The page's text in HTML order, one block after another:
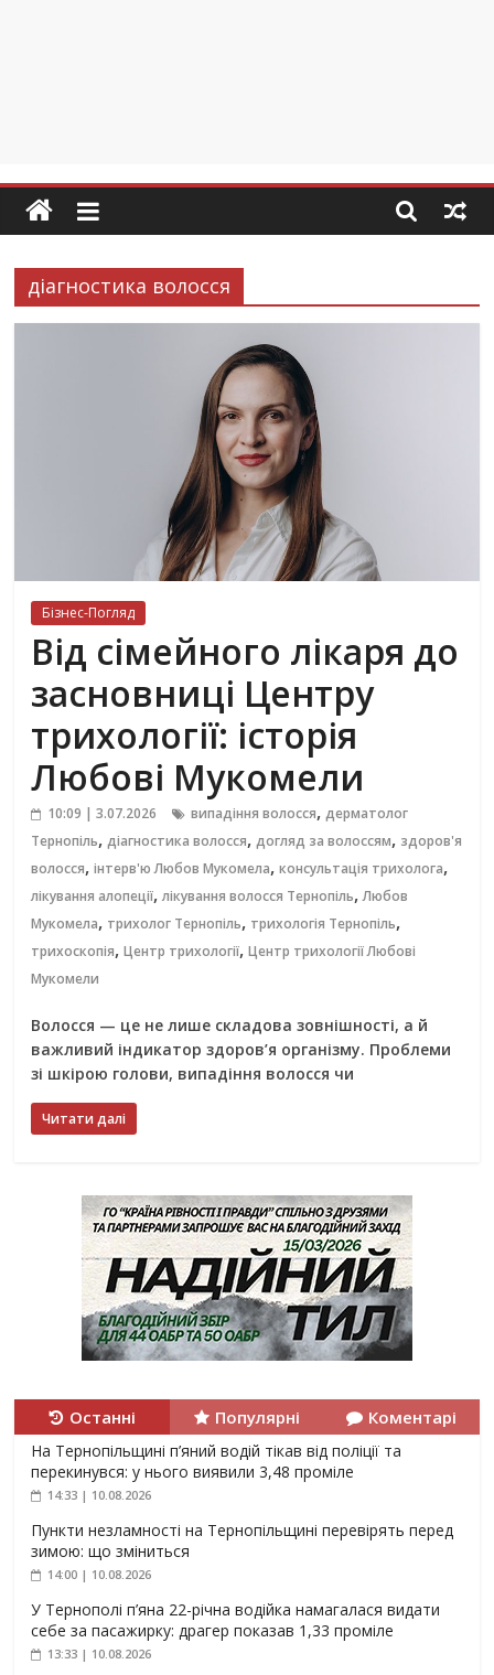
діагностика волосся
Бізнес-Погляд
Від сімейного лікаря до
засновниці Центру
трихології: історія
Любові Мукомели
10:09 | 3.07.2026 випадіння волосся,дерматолог
Тернопіль,діагностика волосся,догляд за волоссям, здоров'я
волосся,інтерв'ю Любов Мукомела,консультація трихолога,
лікування алопеції,лікування волосся Тернопіль,Любов
Мукомела, трихолог Тернопіль, трихологія Тернопіль,
трихоскопія,Центр трихології,Центр трихології Любові
Мукомели
Волосся — це не лише складова зовнішності, а й
важливий індикатор здоров’я організму. Проблеми
зі шкірою голови, випадіння волосся чи
Читати далі
Останні Популярні Коментарі
На Тернопільщині п’яний водій тікав від поліції та
перекинувся: у нього виявили 3,48 проміле
14:33 | 10.08.2026
Пункти незламності на Тернопільщині перевірять перед
зимою: що зміниться
14:00 | 10.08.2026
У Тернополі п’яна 22-річна водійка намагалася видати
себе за пасажирку: драгер показав 1,33 проміле
13:33 | 10.08.2026